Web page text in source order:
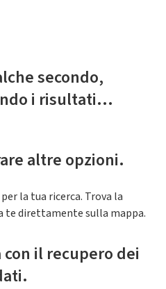
secondo,
i risultati...
altre opzioni.
la tua ricerca. Trova la
te direttamente sulla mappa.
il recupero dei